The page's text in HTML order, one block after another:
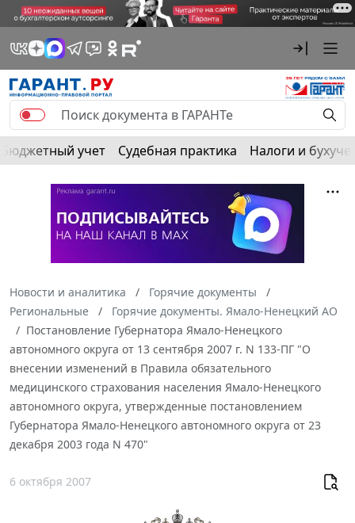
Бюджетный учет Судебная практика Налоги и
Новости и аналитика
Горячие документы
Региональные
Горячие документы. Ямало-Ненецкий АО
Постановление Губернатора Ямало-Ненецкого
автономного округа от 13 сентября 2007 г. N 133-ПГ "О
внесении изменений в Правила обязательного
медицинского страхования населения Ямало-Ненецкого
автономного округа, утвержденные постановлением
Губернатора Ямало-Ненецкого автономного округа от 23
декабря 2003 года N 470"
6 октября 2007